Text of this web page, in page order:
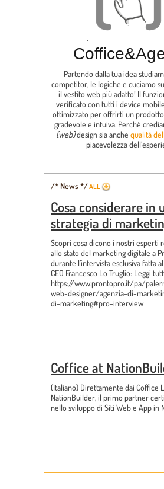
.
Coffice&
Partendo dalla tua idea
competitor, le logiche e cuciamo
il vestito web più adatto! Il
verificato con tutti i device
ottimizzato per offrirti un prodotto
gradevole e intuiva. Perché
(web)design sia anche qualità
piacevolezza
/* News */ALL
Cosa considerare in
strategia di
Scopri cosa dicono i nostri esperti
allo stato del marketing digitale a
durante l’intervista esclusiva fatta
CEO Francesco Lo Truglio: Leggi
https://www.prontopro.it/pa/
web-designer/agenzia-di-
di-marketing#pro-interview
Coffice at
(Italiano) Direttamente dai Coffice
NationBuilder, il primo partner
nello sviluppo di Siti Web e App in